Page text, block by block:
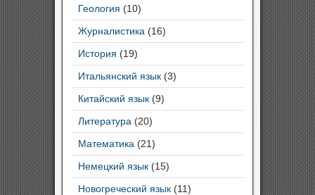
Геология (10)
Журналистика (16)
История (19)
Итальянский язык (3)
Китайский язык (9)
Литература (20)
Математика (21)
Немецкий язык (15)
Новогреческий язык (11)